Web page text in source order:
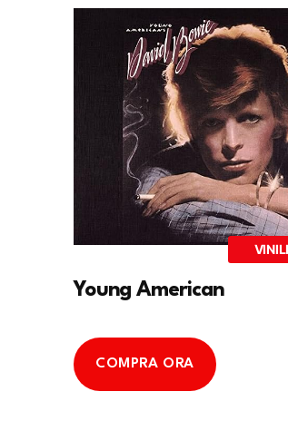
Young American
COMPRA ORA